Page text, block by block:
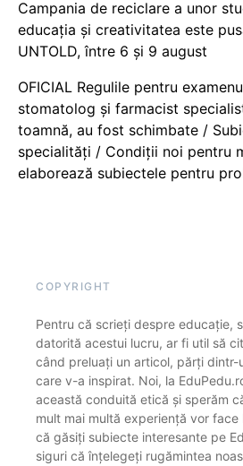
Campania de reciclare a unor
educația și creativitatea este
UNTOLD, între 6 și 9 august
OFICIAL Regulile pentru
stomatolog și farmacist
toamnă, au fost schimbate /
specialități / Condiții noi pentru
elaborează subiectele pentru
COPYRIGHT
Pentru că scrieți despre educație,
datorită acestui lucru, ar fi util să
când preluați un articol, părți dintr-
care v-a inspirat. Noi, la
această conduită etică și sperăm
mult mai multă experiență vor face
că găsiți subiecte interesante pe
siguri că înțelegeți rugămintea